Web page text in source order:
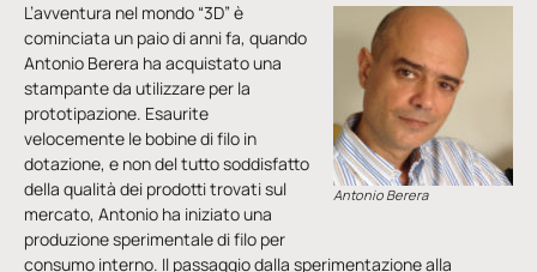
Antonio Berera
L’avventura nel mondo “3D” è
cominciata un paio di anni fa, quando
Antonio Berera ha acquistato una
stampante da utilizzare per la
prototipazione. Esaurite
velocemente le bobine di filo in
dotazione, e non del tutto soddisfatto
della qualità dei prodotti trovati sul
mercato, Antonio ha iniziato una
produzione sperimentale di filo per
consumo interno. Il passaggio dalla sperimentazione alla